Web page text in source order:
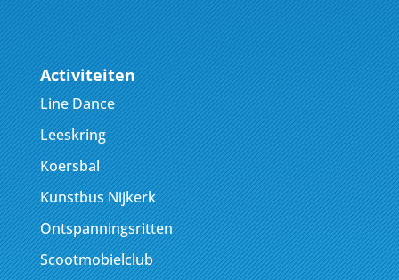
Activiteiten
Line Dance
Leeskring
Koersbal
Kunstbus Nijkerk
Ontspanningsritten
Scootmobielclub